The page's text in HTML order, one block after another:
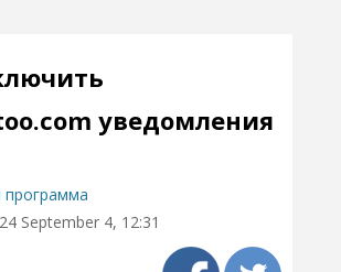
уведомления
программа
September 4, 12:31